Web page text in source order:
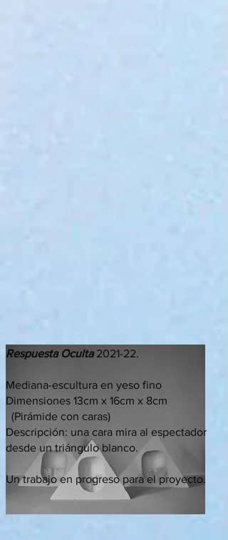
Respuesta Oculta2021-22.
Mediana-escultura en yeso fino
Dimensiones 13cm x 16cm x 8cm
(Pirámide con caras)
Descripción: una cara mira al espectador
desde un triángulo blanco.
Un trabajo en progreso para el proyecto.